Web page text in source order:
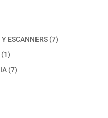
ESCANNERS 77
11
producto
77